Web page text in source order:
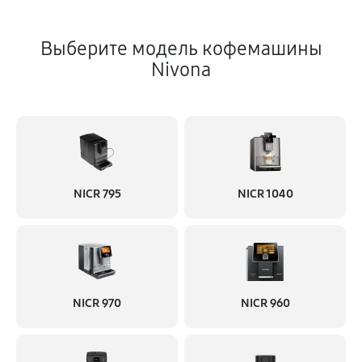
Выберите модель кофемашины
Nivona
NICR 795 NICR 1040
NICR 970 NICR 960